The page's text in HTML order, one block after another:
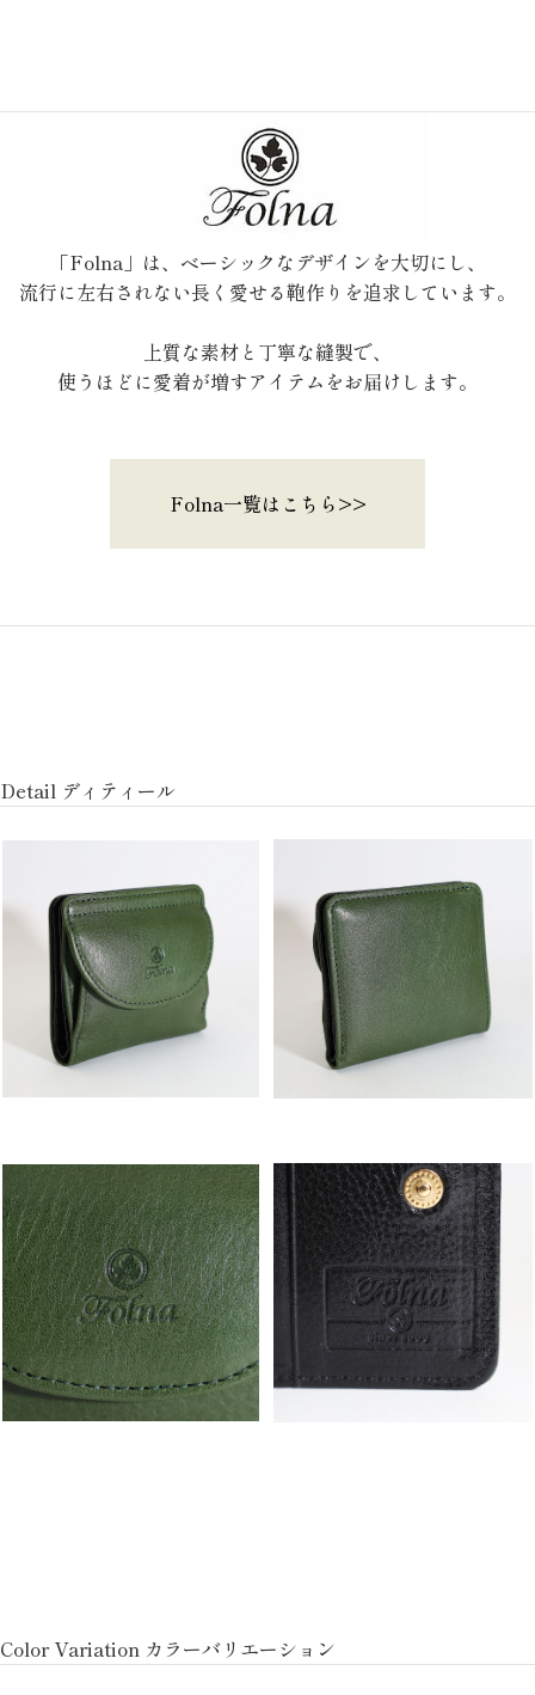
「Folna」は、ベーシックなデザインを大切にし、
流行に左右されない長く愛せる鞄作りを追求しています。
上質な素材と丁寧な縫製で、
使うほどに愛着が増すアイテムをお届けします。
Folna一覧はこちら>>
Detail ディティール
Color Variation カラーバリエーション